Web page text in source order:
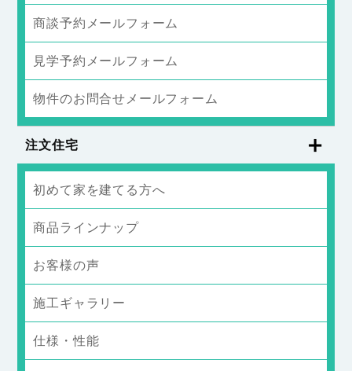
商談予約メールフォーム
見学予約メールフォーム
物件のお問合せメールフォーム
注文住宅
初めて家を建てる方へ
商品ラインナップ
お客様の声
施工ギャラリー
仕様・性能